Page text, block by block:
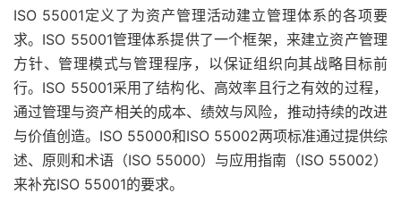
ISO 55001定义了为资产管理活动建立管理体系的各项要
求。ISO 55001管理体系提供了一个框架，来建立资产管理
方针、管理模式与管理程序，以保证组织向其战略目标前
行。ISO 55001采用了结构化、高效率且行之有效的过程，
通过管理与资产相关的成本、绩效与风险，推动持续的改进
与价值创造。ISO 55000和ISO 55002两项标准通过提供综
述、原则和术语（ISO 55000）与应用指南（ISO 55002）
来补充ISO 55001的要求。